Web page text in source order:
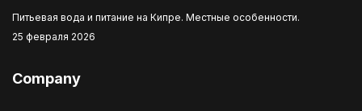
Питьевая вода и питание на Кипре. Местные особенности.
25 февраля 2026
Company